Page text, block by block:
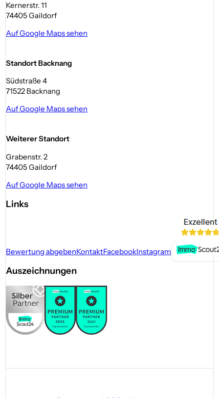
Kernerstr. 11
74405 Gaildorf
Auf Google Maps sehen
Standort Backnang
Südstraße 4
71522 Backnang
Auf Google Maps sehen
Weiterer Standort
Grabenstr. 2
74405 Gaildorf
Auf Google Maps sehen
Links
Bewertung abgebenKontaktFacebookInstagram
Auszeichnungen